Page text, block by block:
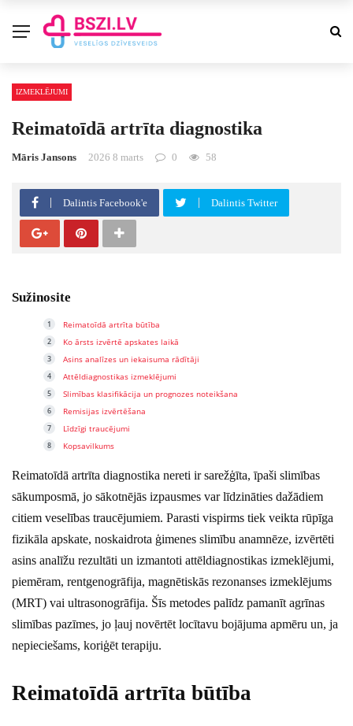
IZMEKLĒJUMI
Reimatoīdā artrīta diagnostika
Māris Jansons 2026 8 marts 0 58
Dalintis Facebook'e Dalintis Twitter
Sužinosite
Reimatoīdā artrīta būtība
Ko ārsts izvērtē apskates laikā
Asins analīzes un iekaisuma rādītāji
Attēldiagnostikas izmeklējumi
Slimības klasifikācija un prognozes noteikšana
Remisijas izvērtēšana
Līdzīgi traucējumi
Kopsavilkums
Reimatoīdā artrīta diagnostika nereti ir sarežģīta, īpaši slimības
sākumposmā, jo sākotnējās izpausmes var līdzināties dažādiem
citiem veselības traucējumiem. Parasti vispirms tiek veikta rūpīga
fizikāla apskate, noskaidrota ģimenes slimību anamnēze, izvērtēti
asins analīžu rezultāti un izmantoti attēldiagnostikas izmeklējumi,
piemēram, rentgenogrāfija, magnētiskās rezonanses izmeklējums
(MRT) vai ultrasonogrāfija. Šīs metodes palīdz pamanīt agrīnas
slimības pazīmes, jo ļauj novērtēt locītavu bojājuma apmēru un, ja
nepieciešams, koriģēt terapiju.
Reimatoīdā artrīta būtība